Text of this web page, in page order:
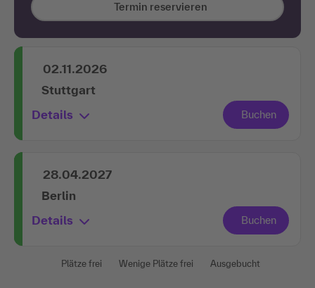
Termin reservieren
02.11.2026
Stuttgart
Details
28.04.2027
Berlin
Details
Plätze frei Wenige Plätze frei Ausgebucht